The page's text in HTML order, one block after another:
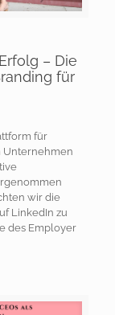
– Die
für
für
Unternehmen
wir die
LinkedIn zu
des Employer